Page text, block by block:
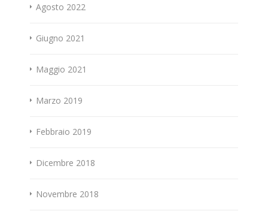
Agosto 2022
Giugno 2021
Maggio 2021
Marzo 2019
Febbraio 2019
Dicembre 2018
Novembre 2018